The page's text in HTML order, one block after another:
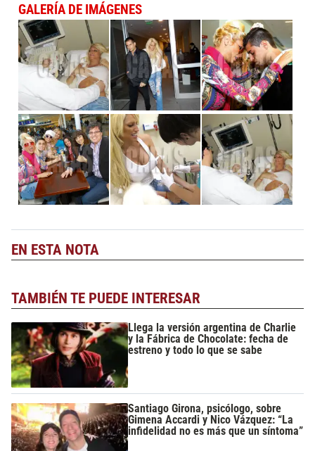
GALERÍA DE IMÁGENES
EN ESTA NOTA
TAMBIÉN TE PUEDE INTERESAR
Llega la versión argentina de Charlie
y la Fábrica de Chocolate: fecha de
estreno y todo lo que se sabe
Santiago Girona, psicólogo, sobre
Gimena Accardi y Nico Vázquez: “La
infidelidad no es más que un síntoma”